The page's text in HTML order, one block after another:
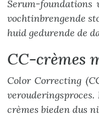
Serum-foundations
vochtinbrengende
huid gedurende de
CC-crèmes
Color Correcting
crèmes bieden dus